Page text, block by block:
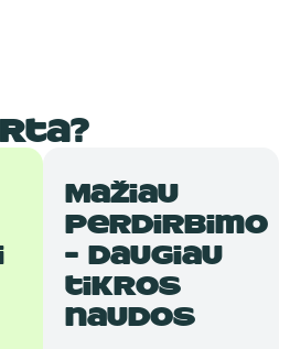
Mažiau
perdirbimo
– daugiau
tikros
naudos